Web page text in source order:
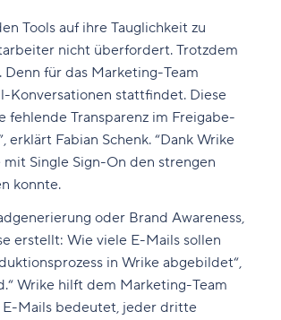
Tools auf ihre Tauglichkeit zu
nicht überfordert. Trotzdem
für das Marketing-Team
Konversationen stattfindet. Diese
Transparenz im Freigabe-
Fabian Schenk. “Dank Wrike
Single Sign-On den strengen
konnte.
oder Brand Awareness,
erstellt: Wie viele E-Mails sollen
in Wrike abgebildet“,
Wrike hilft dem Marketing-Team
E-Mails bedeutet, jeder dritte